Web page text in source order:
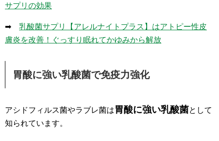
サプリの効果
➡ 乳酸菌サプリ【アレルナイトプラス】はアトピー性皮
膚炎を改善！ぐっすり眠れてかゆみから解放
胃酸に強い乳酸菌で免疫力強化
アシドフィルス菌やラブレ菌は胃酸に強い乳酸菌として
知られています。